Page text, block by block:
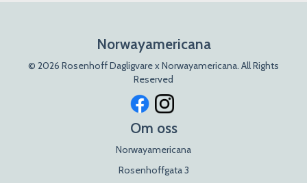
Norwayamericana
© 2026 Rosenhoff Dagligvare x Norwayamericana. All Rights
Reserved
Om oss
Norwayamericana
Rosenhoffgata 3